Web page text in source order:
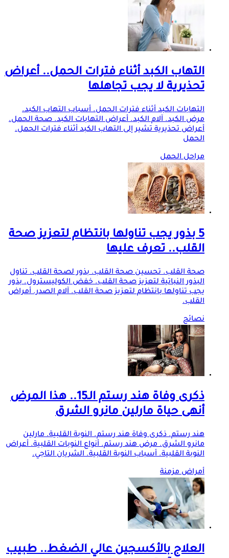
التهاب الكبد أثناء فترات الحمل.. أعراض
تحذيرية لا يجب تجاهلها
التهابات الكبد أثناء فترات الحمل. أسباب التهاب الكبد.
مرض الكبد. آلام الكبد. أعراض التهابات الكبد. صحة الحمل.
أعراض تحذيرية تشير إلى التهاب الكبد أثناء فترات الحمل.
الحمل
مراحل الحمل
5 بذور يجب تناولها بانتظام لتعزيز صحة
القلب.. تعرف عليها
صحة القلب. تحسين صحة القلب. بذور لصحة القلب. تناول
البذور النباتية لتعزيز صحة القلب. خفض الكوليسترول. بذور
يجب تناولها بانتظام لتعزيز صحة القلب. آلام الصدر. أمراض
القلب.
نصائح
ذكرى وفاة هند رستم الـ15.. هذا المرض
أنهى حياة مارلين مانرو الشرق
هند رستم. ذكرى وفاة هند رستم. النوبة القلبية. مارلين
مانرو الشرق. مرض هند رستم. أنواع النوبات القلبية. أعراض
النوبة القلبية. أسباب النوبة القلبية. الشريان التاجي.
أمراض مزمنة
العلاج بالأكسجين عالي الضغط.. طبيب